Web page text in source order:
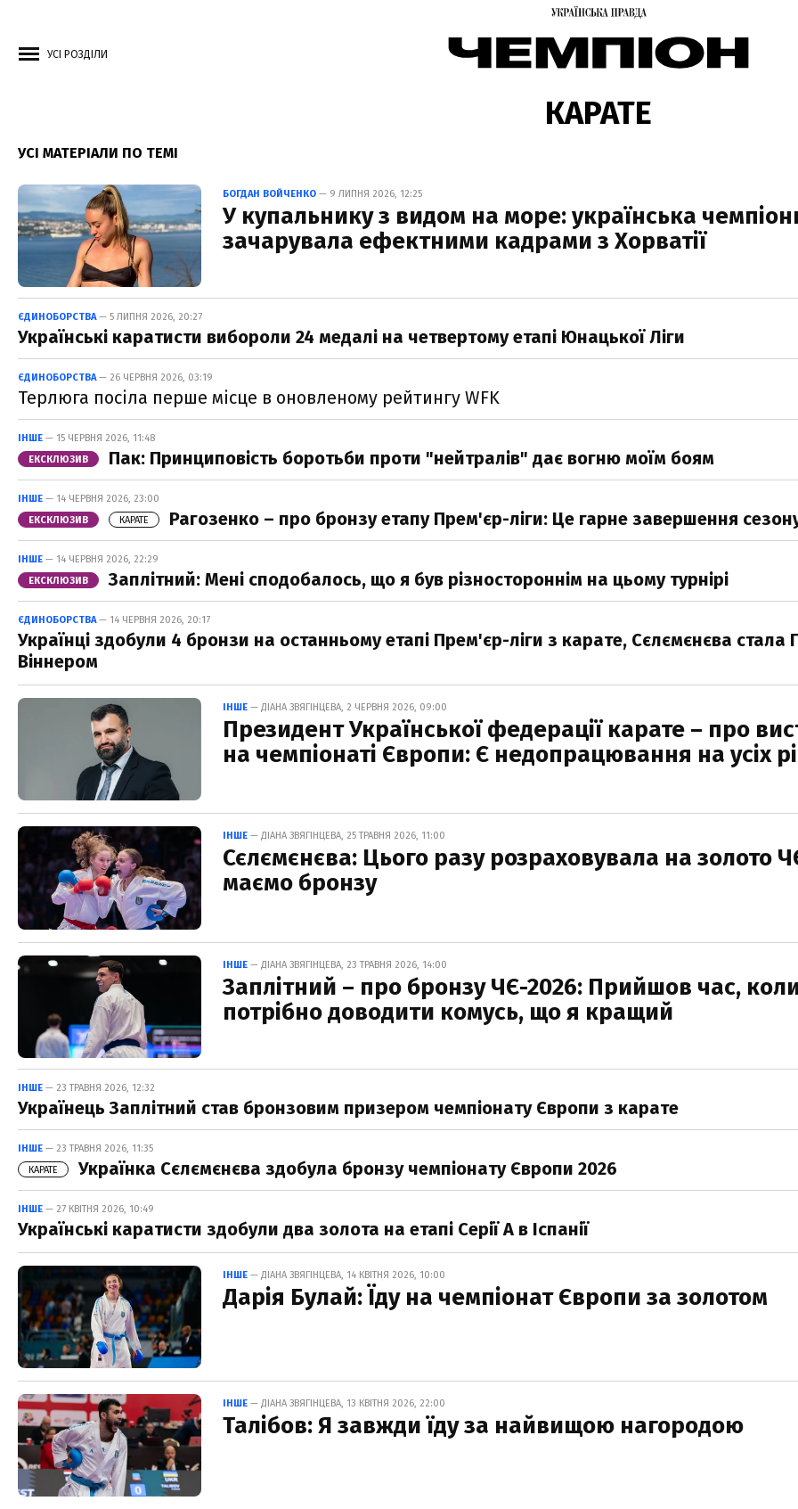
УСІ РОЗДІЛИ
КАРАТЕ
УСІ МАТЕРІАЛИ ПО ТЕМІ
БОГДАН ВОЙЧЕНКО — 9 ЛИПНЯ 2026, 12:25
У купальнику з видом на море: українська
зачарувала ефектними кадрами з Хорватії
ЄДИНОБОРСТВА— 5 ЛИПНЯ 2026, 20:27
Українські каратисти вибороли 24 медалі на четвертому етапі Юнацької Ліги
ЄДИНОБОРСТВА— 26 ЧЕРВНЯ 2026, 03:19
Терлюга посіла перше місце в оновленому рейтингу WFK
ІНШЕ — 15 ЧЕРВНЯ 2026, 11:48
ЕКСКЛЮЗИВ
Пак: Принциповість боротьби проти "нейтралів" дає вогню моїм боям
ІНШЕ — 14 ЧЕРВНЯ 2026, 23:00
ЕКСКЛЮЗИВ
КАРАТЕ Рагозенко – про бронзу етапу Прем'єр-ліги: Це гарне завершення
ІНШЕ — 14 ЧЕРВНЯ 2026, 22:29
ЕКСКЛЮЗИВ
Заплітний: Мені сподобалось, що я був різностороннім на цьому турнірі
ЄДИНОБОРСТВА— 14 ЧЕРВНЯ 2026, 20:17
Українці здобули 4 бронзи на останньому етапі Прем'єр-ліги з карате, Сєлємєнєва стала
Віннером
ІНШЕ — ДІАНА ЗВЯГІНЦЕВА, 2 ЧЕРВНЯ 2026, 09:00
Президент Української федерації карате – про
на чемпіонаті Європи: Є недопрацювання на усіх
ІНШЕ — ДІАНА ЗВЯГІНЦЕВА, 25 ТРАВНЯ 2026, 11:00
Сєлємєнєва: Цього разу розраховувала на золото
маємо бронзу
ІНШЕ — ДІАНА ЗВЯГІНЦЕВА, 23 ТРАВНЯ 2026, 14:00
Заплітний – про бронзу ЧЄ-2026: Прийшов час,
потрібно доводити комусь, що я кращий
ІНШЕ — 23 ТРАВНЯ 2026, 12:32
Українець Заплітний став бронзовим призером чемпіонату Європи з карате
ІНШЕ — 23 ТРАВНЯ 2026, 11:35
КАРАТЕ
Українка Сєлємєнєва здобула бронзу чемпіонату Європи 2026
ІНШЕ — 27 КВІТНЯ 2026, 10:49
Українські каратисти здобули два золота на етапі Серії А в Іспанії
ІНШЕ — ДІАНА ЗВЯГІНЦЕВА, 14 КВІТНЯ 2026, 10:00
Дарія Булай: Їду на чемпіонат Європи за золотом
ІНШЕ — ДІАНА ЗВЯГІНЦЕВА, 13 КВІТНЯ 2026, 22:00
Талібов: Я завжди їду за найвищою нагородою